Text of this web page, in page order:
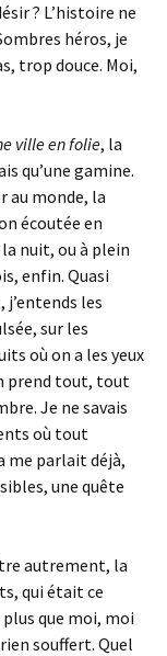
? L’histoire ne
héros, je
trop douce. Moi,
ville en folie, la
qu’une gamine.
au monde, la
écoutée en
nuit, ou à plein
enfin. Quasi
les
sur les
où on a les yeux
prend tout, tout
Je ne savais
où tout
me parlait déjà,
une quête
autrement, la
qui était ce
que moi, moi
souffert. Quel